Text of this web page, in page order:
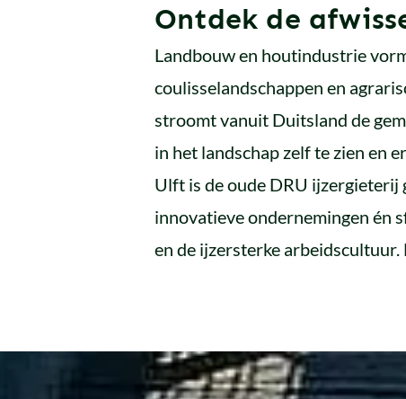
Ontdek de
Landbouw en houtindustrie
coulisselandschappen en
stroomt vanuit Duitsland de
in het landschap zelf te zien en
Ulft is de oude DRU ijzergieterij
innovatieve ondernemingen én
en de ijzersterke